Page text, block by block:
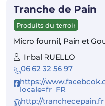
Tranche de Pain
Produits du terroir
Micro fournil, Pain et
Inbal RUELLO
06 62 32 56 97
https://
locale=fr_FR
http://tranchedepain.fr